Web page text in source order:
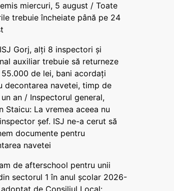
miercuri, 5 august / Toate
trebuie încheiate până pe 24
Gorj, alți 8 inspectori și
auxiliar trebuie să returneze
de lei, bani acordați
decontarea navetei, timp de
an / Inspectorul general,
Staicu: La vremea aceea nu
șef. ISJ ne-a cerut să
documente pentru
navetei
de afterschool pentru unii
sectorul 1 în anul școlar 2026-
adoptat de Consiliul Local: